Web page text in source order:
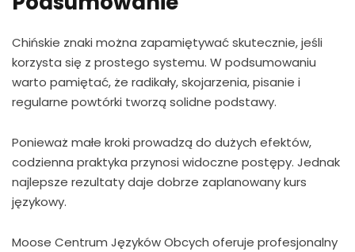
Chińskie znaki można zapamiętywać skutecznie, jeśli
korzysta się z prostego systemu. W podsumowaniu
warto pamiętać, że radikały, skojarzenia, pisanie i
regularne powtórki tworzą solidne podstawy.
Ponieważ małe kroki prowadzą do dużych efektów,
codzienna praktyka przynosi widoczne postępy. Jednak
najlepsze rezultaty daje dobrze zaplanowany kurs
językowy.
Moose Centrum Języków Obcych oferuje profesjonalny